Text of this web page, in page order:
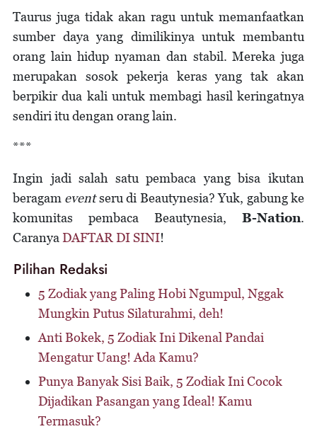
Taurus juga tidak akan ragu untuk memanfaatkan
sumber daya yang dimilikinya untuk membantu
orang lain hidup nyaman dan stabil. Mereka juga
merupakan sosok pekerja keras yang tak akan
berpikir dua kali untuk membagi hasil keringatnya
sendiri itu dengan orang lain.
***
Ingin jadi salah satu pembaca yang bisa ikutan
beragam eventseru di Beautynesia? Yuk, gabung ke
komunitas pembaca Beautynesia, B-Nation.
Caranya DAFTAR DI SINI!
Pilihan Redaksi
5 Zodiak yang Paling Hobi Ngumpul, Nggak
Mungkin Putus Silaturahmi, deh!
Anti Bokek, 5 Zodiak Ini Dikenal Pandai
Mengatur Uang! Ada Kamu?
Punya Banyak Sisi Baik, 5 Zodiak Ini Cocok
Dijadikan Pasangan yang Ideal! Kamu
Termasuk?